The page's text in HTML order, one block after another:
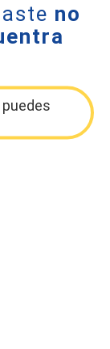
no
puedes